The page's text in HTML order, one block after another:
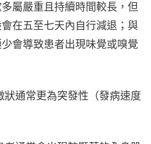
屬嚴重且持續時間較長，但
在五至七天內自行減退；與
會導致患者出現味覺或嗅覺
狀通常更為突發性（發病速度